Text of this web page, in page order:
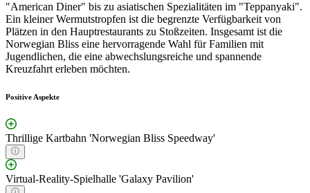
"American Diner" bis zu asiatischen Spezialitäten im "Teppanyaki".
Ein kleiner Wermutstropfen ist die begrenzte Verfügbarkeit von
Plätzen in den Hauptrestaurants zu Stoßzeiten. Insgesamt ist die
Norwegian Bliss eine hervorragende Wahl für Familien mit
Jugendlichen, die eine abwechslungsreiche und spannende
Kreuzfahrt erleben möchten.
Positive Aspekte
Thrillige Kartbahn 'Norwegian Bliss Speedway'
Virtual-Reality-Spielhalle 'Galaxy Pavilion'